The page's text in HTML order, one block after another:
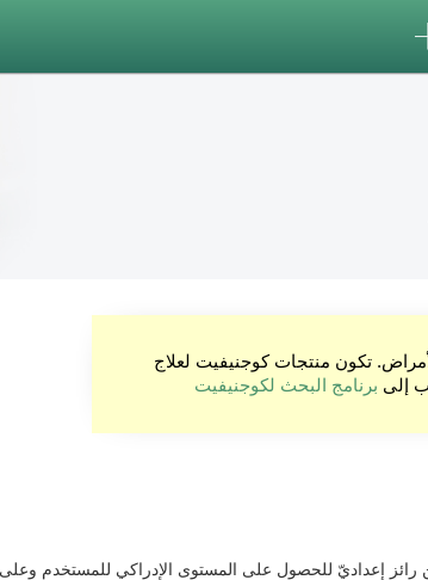
تكون منتجات كوجنيفيت لعلاج
إلى برنامج البحث لكوجنيفيت
رائز إعداديّ للحصول على المستوى الإدراكي للمستخدم